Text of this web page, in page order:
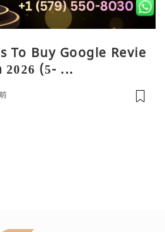
To Buy Google Revie
(5- ...